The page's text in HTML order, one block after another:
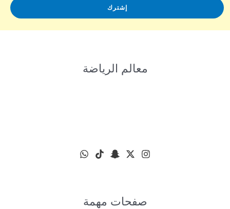
إشترك
معالم الرياضة
صفحات مهمة